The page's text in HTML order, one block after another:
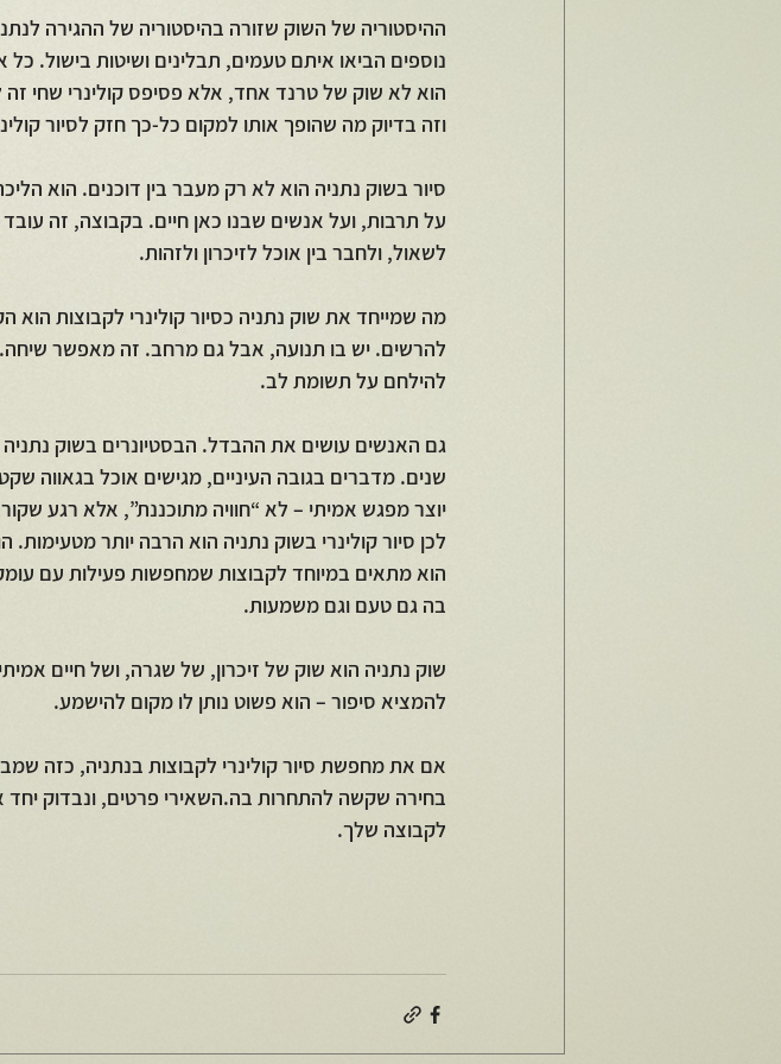
ההיסטוריה של השוק שזורה בהיסטוריה של ההגירה
נוספים הביאו איתם טעמים, תבלינים ושיטות בישול.
הוא לא שוק של טרנד אחד, אלא פסיפס קולינרי שחי
וזה בדיוק מה שהופך אותו למקום כל-כך חזק לסיור
סיור בשוק נתניה הוא לא רק מעבר בין דוכנים. הוא
על תרבות, ועל אנשים שבנו כאן חיים. בקבוצה, זה
לשאול, ולחבר בין אוכל לזיכרון ולזהות.
מה שמייחד את שוק נתניה כסיור קולינרי לקבוצות
להרשים. יש בו תנועה, אבל גם מרחב. זה מאפשר
להילחם על תשומת לב.
גם האנשים עושים את ההבדל. הבסטיונרים בשוק
שנים. מדברים בגובה העיניים, מגישים אוכל בגאווה
יוצר מפגש אמיתי – לא “חוויה מתוכננת”, אלא רגע
לכן סיור קולינרי בשוק נתניה הוא הרבה יותר
הוא מתאים במיוחד לקבוצות שמחפשות פעילות עם
בה גם טעם וגם משמעות.
שוק נתניה הוא שוק של זיכרון, של שגרה, ושל חיים
להמציא סיפור – הוא פשוט נותן לו מקום להישמע.
אם את מחפשת סיור קולינרי לקבוצות בנתניה, כזה
בחירה שקשה להתחרות בה.השאירי פרטים, ונבדוק יחד
לקבוצה שלך.